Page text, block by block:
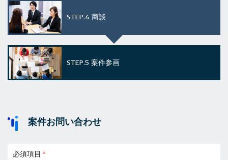
STEP.4 商談
STEP.5 案件参画
案件お問い合わせ
必須項目